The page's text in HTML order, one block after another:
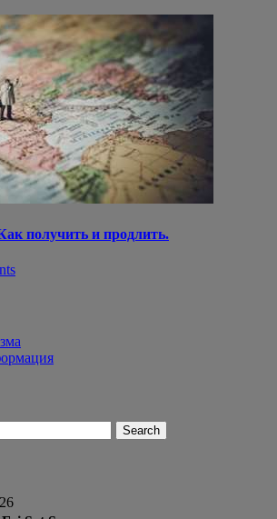
получить и продлить.